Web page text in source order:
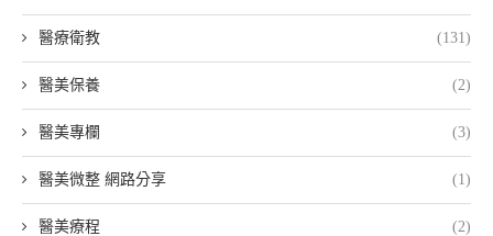
醫療衛教 (131)
醫美保養 (2)
醫美專欄 (3)
醫美微整 網路分享 (1)
醫美療程 (2)